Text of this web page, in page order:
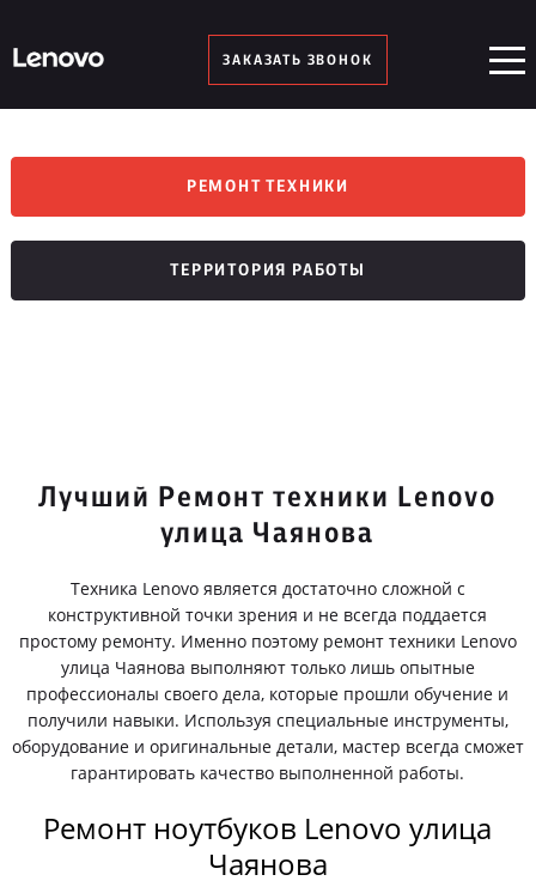
ЗАКАЗАТЬ ЗВОНОК
РЕМОНТ ТЕХНИКИ
ТЕРРИТОРИЯ РАБОТЫ
Лучший Ремонт техники Lenovo
улица Чаянова
Техника Lenovo является достаточно сложной с
конструктивной точки зрения и не всегда поддается
простому ремонту. Именно поэтому ремонт техники Lenovo
улица Чаянова выполняют только лишь опытные
профессионалы своего дела, которые прошли обучение и
получили навыки. Используя специальные инструменты,
оборудование и оригинальные детали, мастер всегда сможет
гарантировать качество выполненной работы.
Ремонт ноутбуков Lenovo улица
Чаянова